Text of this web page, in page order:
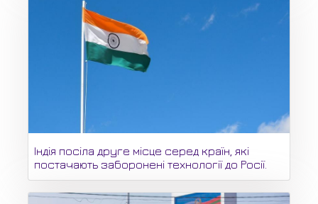
Індія посіла друге місце серед країн, які
постачають заборонені технології до Росії.